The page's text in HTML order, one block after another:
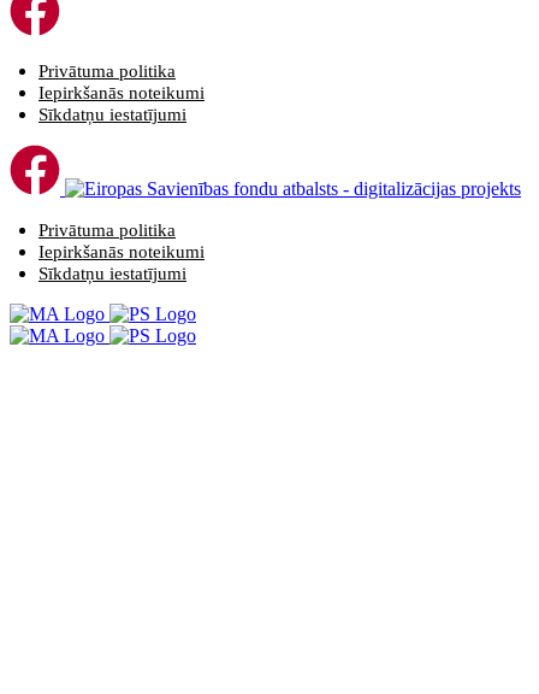
Privātuma politika
Iepirkšanās noteikumi
Sīkdatņu iestatījumi
Privātuma politika
Iepirkšanās noteikumi
Sīkdatņu iestatījumi